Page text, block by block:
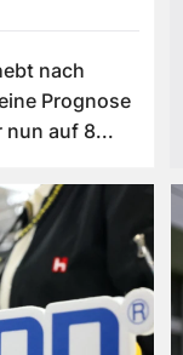
nach
Prognose
nun auf 8...